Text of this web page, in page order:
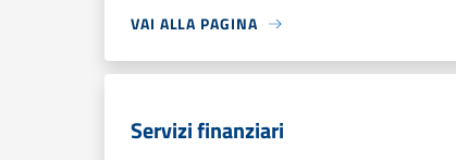
VAI ALLA PAGINA
Servizi finanziari